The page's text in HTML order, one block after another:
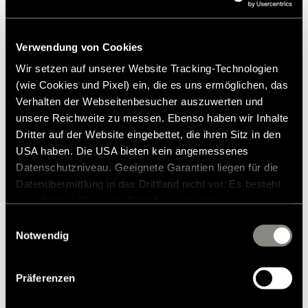
Verwendung von Cookies
Wir setzen auf unserer Website Tracking-Technologien
(wie Cookies und Pixel) ein, die es uns ermöglichen, das
Verhalten der Webseitenbesucher auszuwerten und
unsere Reichweite zu messen. Ebenso haben wir Inhalte
Dritter auf der Website eingebettet, die ihren Sitz in den
USA haben. Die USA bieten kein angemessenes
Datenschutzniveau. Geeignete Garantien liegen für die
Datenübermittlung in das Drittland nicht vor. Es besteht
zustehen. Eingesetzte Dienstleister können Daten für
zusammenführen. Weitere Informationen finden Sie in
unsererDatenschutzerklärung
. Akzeptieren Sie oder
Notwendig
Präferenzen
weiterleitet und mich im Rahmen meiner
Schritte informiert. Der Händler darf sich
im Kontext meiner Anfrage telefonisch
oder per E-Mail bei mir melden. Die
Einwilligung ist freiwillig und kann jederzeit
mit Wirkung für die Zukunft widerrufen
werden.
Absenden
Alle Informationen zur Verarbeitung Ihrer Daten finden Sie in